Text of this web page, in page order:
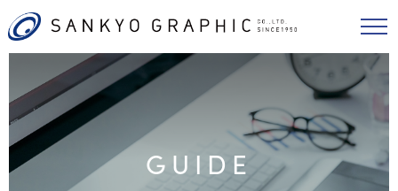
GUIDE